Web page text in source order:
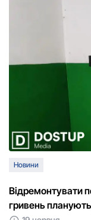
Новини
Відремонтувати
гривень